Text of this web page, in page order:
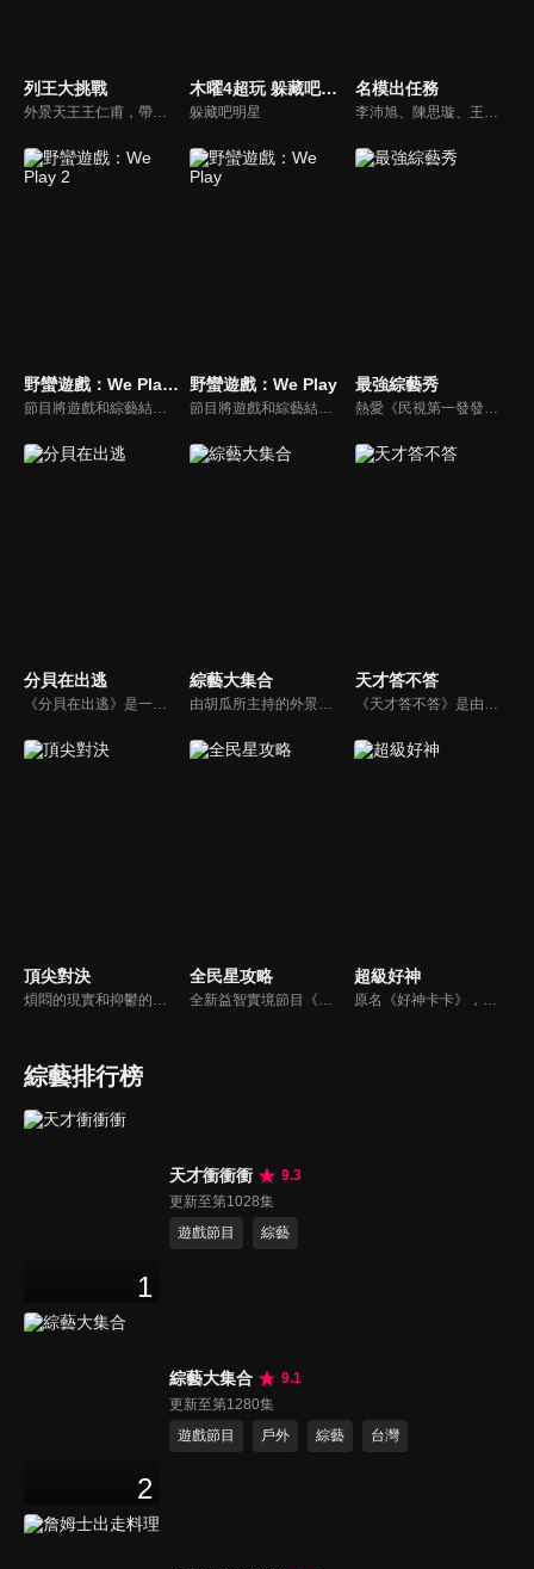
列王大挑戰 木曜4超玩 躲藏吧明星
躲藏吧明星
名模出任務
野蠻遊戲：We Play 2
節目將遊戲和綜藝結合在一起的新概念真人秀節目，成員們將進行無法預測的遊戲內容，提供多樣、新鮮的節目環節為看點，主持與來賓將在虛擬世界中，展開大規模遊戲的動作冒險。
野蠻遊戲：We Play
節目將遊戲和綜藝結合在一起的新概念真人秀節目，成員們將進行無法預測的遊戲內容，提供多樣、新鮮的節目環節為看點，主持與來賓將在虛擬世界中，展開大規模遊戲的動作冒險。
最強綜藝秀
熱愛《民視第一發發發》的忠實觀眾，一定要看！喜歡五花八門達人秀的網友，非追不可！愛看明星挑戰各種才藝表演的鐵粉，絕不能錯過！什麼都有，什麼都秀，請看《最強綜藝秀》！
分貝在出逃
《分貝在出逃》是一檔新戶外音樂治癒綜藝，蘇醒、張遠等5位彼此相熟的嘉賓一起去戶外露營，在7天之內上演分貝出逃之旅，通過遊戲互動贏取「分貝值」來解鎖3場音樂會的舉辦權。節目集音樂元素、旅途元素和真人秀元素為一體，傳播音樂和友情的正能量。
綜藝大集合
由胡瓜所主持的外景綜藝節目，秉持著「幸福好運到，獎金送夠夠」的精神，和眾多藝人與鄉親同樂玩遊戲拿獎金，介紹各地的人文、美食、特產等，提供豐富多元的內容，不間斷的笑料，讓您忘卻一切煩惱、開懷大笑。
天才答不答
《天才答不答》是由吳宗憲和吳怡霈共同主持的益智節目。節目設立高額的獎金來考驗藝人們真實的人性，同時將題目立體化，讓你身歷其境去冒險答題。更有哪些出乎意料的處罰，讓藝人羞愧的不想再答錯！一個最接近「人性」與「真實」的益智節目，現在就讓吳宗憲帶你輕鬆玩轉知識。
頂尖對決
煩悶的現實和抑鬱的社會，你需要的就是笑、大聲笑、開口笑，《頂尖對決》就要你笑到落ㄟ骸，最具綜藝實力的庹宗康，和喜感十足的納豆各自領軍對抗，藝人搞笑pk笑果十足，《頂尖對決》讓你忘掉一週煩惱！
全民星攻略
全新益智實境節目《全民星攻略》，由館長曾國城擔任把關者，考驗著每個來挑戰九宮格益智遊戲藝人明星。想要攻略九宮格關卡，透過創意聯想、邏輯推理、理想分析，才有機會獲取智慧星幣，帶走夢幻大獎。
超級好神
原名《好神卡卡》，後改名為《超級好神》，是一檔益智類綜藝節目，由「A咖天王」徐乃麟搭配黃鐙輝主持。「好神智慧王」、「好神記憶王」、「誰是爆點王」、「好神送好禮」四個單元，讓來賓一較高下。比反應，比記憶，比機智，比膽識，幸運女神的眷顧與遠離永遠都是個未知數！
綜藝排行榜
1
天才衝衝衝
9.3
更新至第1028集
遊戲節目
綜藝
2
綜藝大集合
9.1
更新至第1280集
遊戲節目
戶外 綜藝 台灣